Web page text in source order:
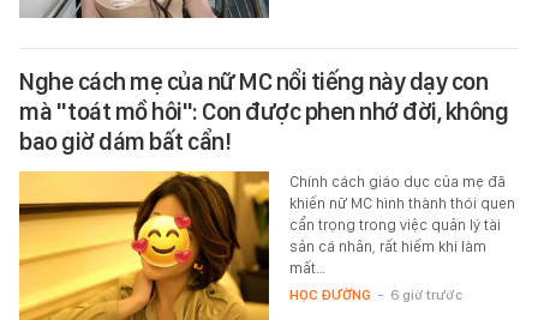
Nghe cách mẹ của nữ MC nổi tiếng này dạy con
mà "toát mồ hôi": Con được phen nhớ đời, không
bao giờ dám bất cẩn!
Chính cách giáo dục của mẹ đã
khiến nữ MC hình thành thói quen
cẩn trọng trong việc quản lý tài
sản cá nhân, rất hiếm khi làm
mất…
HỌC ĐƯỜNG - 6 giờ trước